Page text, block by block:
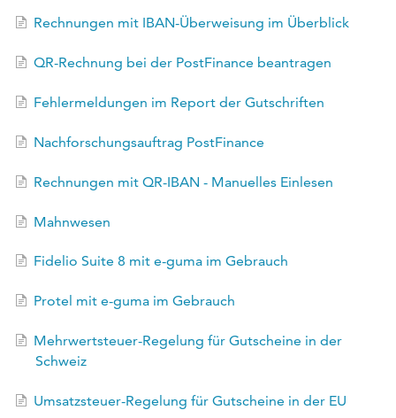
Rechnungen mit IBAN-Überweisung im Überblick
QR-Rechnung bei der PostFinance beantragen
Fehlermeldungen im Report der Gutschriften
Nachforschungsauftrag PostFinance
Rechnungen mit QR-IBAN - Manuelles Einlesen
Mahnwesen
Fidelio Suite 8 mit e-guma im Gebrauch
Protel mit e-guma im Gebrauch
Mehrwertsteuer-Regelung für Gutscheine in der
Schweiz
Umsatzsteuer-Regelung für Gutscheine in der EU